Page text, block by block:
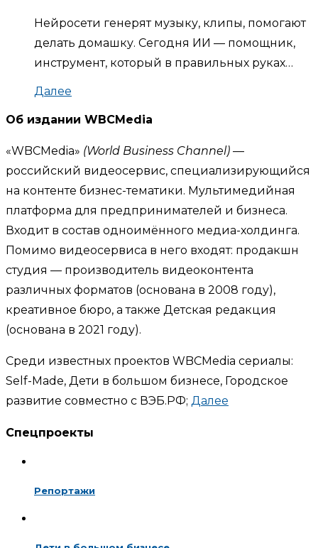
Нейросети генерят музыку, клипы, помогают
делать домашку. Сегодня ИИ — помощник,
инструмент, который в правильных руках…
Далее
Об издании WBCMedia
«WBCMedia» (World Business Channel) —
российский видеосервис, специализирующийся
на контенте бизнес-тематики. Мультимедийная
платформа для предпринимателей и бизнеса.
Входит в состав одноимённого медиа-холдинга.
Помимо видеосервиса в него входят: продакшн
студия — производитель видеоконтента
различных форматов (основана в 2008 году),
креативное бюро, а также Детская редакция
(основана в 2021 году).
Среди известных проектов WBCMedia сериалы:
Self-Made, Дети в большом бизнесе, Городское
развитие совместно с ВЭБ.РФ; Далее
Спецпроекты
Репортажи